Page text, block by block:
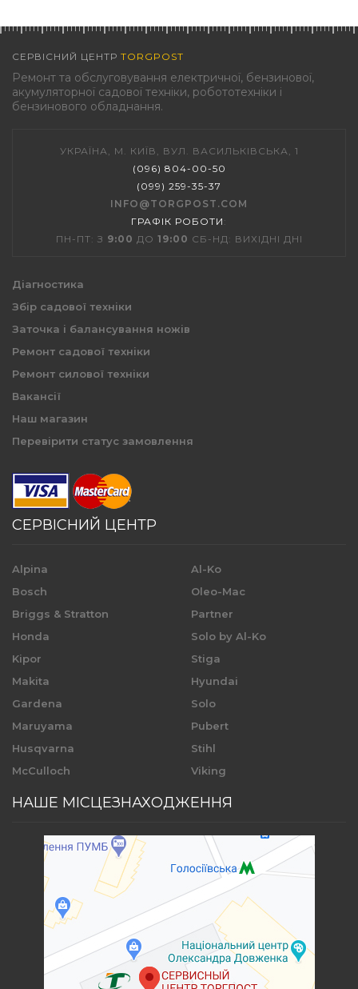
СЕРВІСНИЙ ЦЕНТР TORGPOST
Ремонт та обслуговування електричної, бензинової,
акумуляторної садової техніки, робототехніки і
бензинового обладнання.
УКРАЇНА, М. КИЇВ, ВУЛ. ВАСИЛЬКІВСЬКА, 1
(096) 804-00-50
(099) 259-35-37
INFO@TORGPOST.COM
ГРАФІК РОБОТИ :
ПН-ПТ: З 9:00 ДО 19:00 СБ-НД: ВИХІДНІ ДНІ
Діагностика
Збір садової техніки
Заточка і балансування ножів
Ремонт садової техніки
Ремонт силової техніки
Вакансії
Наш магазин
Перевірити статус замовлення
СЕРВІСНИЙ ЦЕНТР
Alpina
Bosch
Briggs & Stratton
Honda
Kipor
Makita
Gardena
Maruyama
Husqvarna
McCulloch
Al-Ko
Oleo-Mac
Partner
Solo by Al-Ko
Stiga
Hyundai
Solo
Pubert
Stihl
Viking
НАШЕ МІСЦЕЗНАХОДЖЕННЯ